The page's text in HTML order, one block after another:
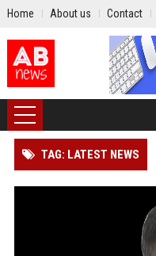
Home About us Contact
TAG: LATEST NEWS